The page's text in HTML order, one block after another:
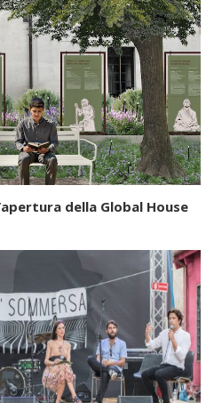
della Global House